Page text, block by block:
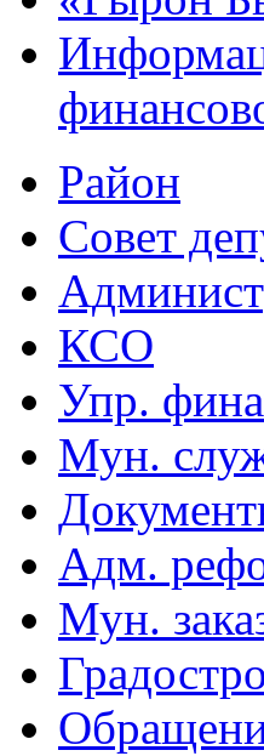
Район
Совет
КСО
Упр.
Мун.
Адм.
Мун.